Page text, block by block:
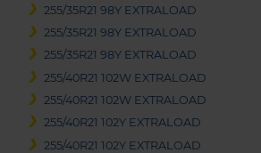
255/35R21 98Y EXTRALOAD
255/35R21 98Y EXTRALOAD
255/35R21 98Y EXTRALOAD
255/40R21 102W EXTRALOAD
255/40R21 102W EXTRALOAD
255/40R21 102Y EXTRALOAD
255/40R21 102Y EXTRALOAD